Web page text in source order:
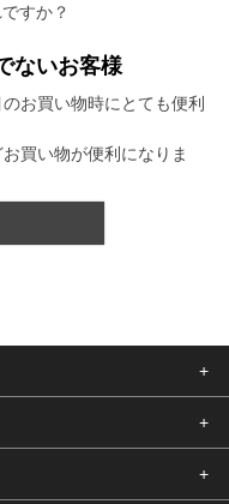
すか？
ないお客様
お買い物時にとても便利
買い物が便利になりま